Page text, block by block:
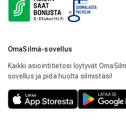
OmaSilmä-sovellus
Kaikki asiointitietosi löytyvät
sovellus ja pidä huolta silmistäsi!